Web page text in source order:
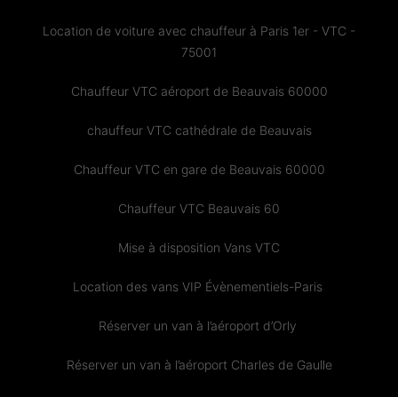
Location de voiture avec chauffeur à Paris 1er - VTC -
75001
Chauffeur VTC aéroport de Beauvais 60000
chauffeur VTC cathédrale de Beauvais
Chauffeur VTC en gare de Beauvais 60000
Chauffeur VTC Beauvais 60
Mise à disposition Vans VTC
Location des vans VIP Évènementiels-Paris
Réserver un van à l’aéroport d’Orly
Réserver un van à l’aéroport Charles de Gaulle